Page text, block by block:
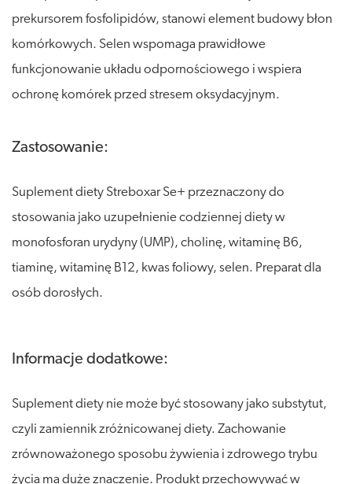
prekursorem fosfolipidów, stanowi element budowy błon
komórkowych. Selen wspomaga prawidłowe
funkcjonowanie układu odpornościowego i wspiera
ochronę komórek przed stresem oksydacyjnym.
Zastosowanie:
Suplement diety Streboxar Se+ przeznaczony do
stosowania jako uzupełnienie codziennej diety w
monofosforan urydyny (UMP), cholinę, witaminę B6,
tiaminę, witaminę B12, kwas foliowy, selen. Preparat dla
osób dorosłych.
Informacje dodatkowe:
Suplement diety nie może być stosowany jako substytut,
czyli zamiennik zróżnicowanej diety. Zachowanie
zrównoważonego sposobu żywienia i zdrowego trybu
życia ma duże znaczenie. Produkt przechowywać w